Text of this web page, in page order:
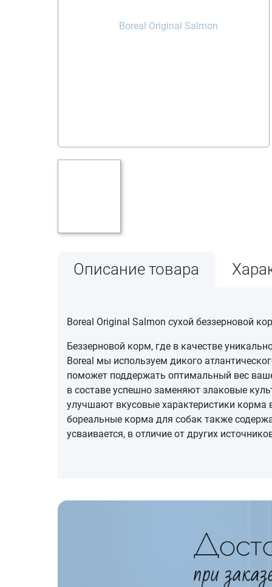
Описание товара
Boreal Original Salmon сухой беззерновой
Беззерновой корм, где в качестве
Boreal мы используем дикого
поможет поддержать оптимальный вес
в составе успешно заменяют злаковые
улучшают вкусовые характеристики
бореальные корма для собак также
усваивается, в отличие от других